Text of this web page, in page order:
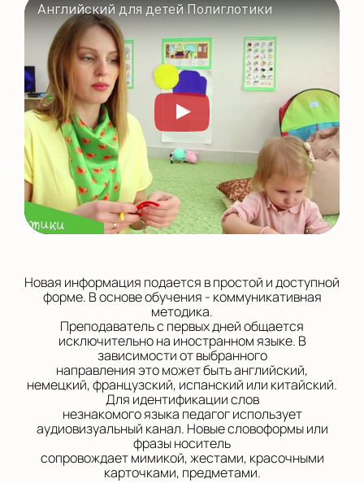
Английский для детей Полиглотики
Новая информация подается в простой и доступной
форме. В основе обучения - коммуникативная
методика.
Преподаватель с первых дней общается
исключительно на иностранном языке. В
зависимости от выбранного
направления это может быть английский,
немецкий, французский, испанский или китайский.
Для идентификации слов
незнакомого языка педагог использует
аудиовизуальный канал. Новые словоформы или
фразы носитель
сопровождает мимикой, жестами, красочными
карточками, предметами.